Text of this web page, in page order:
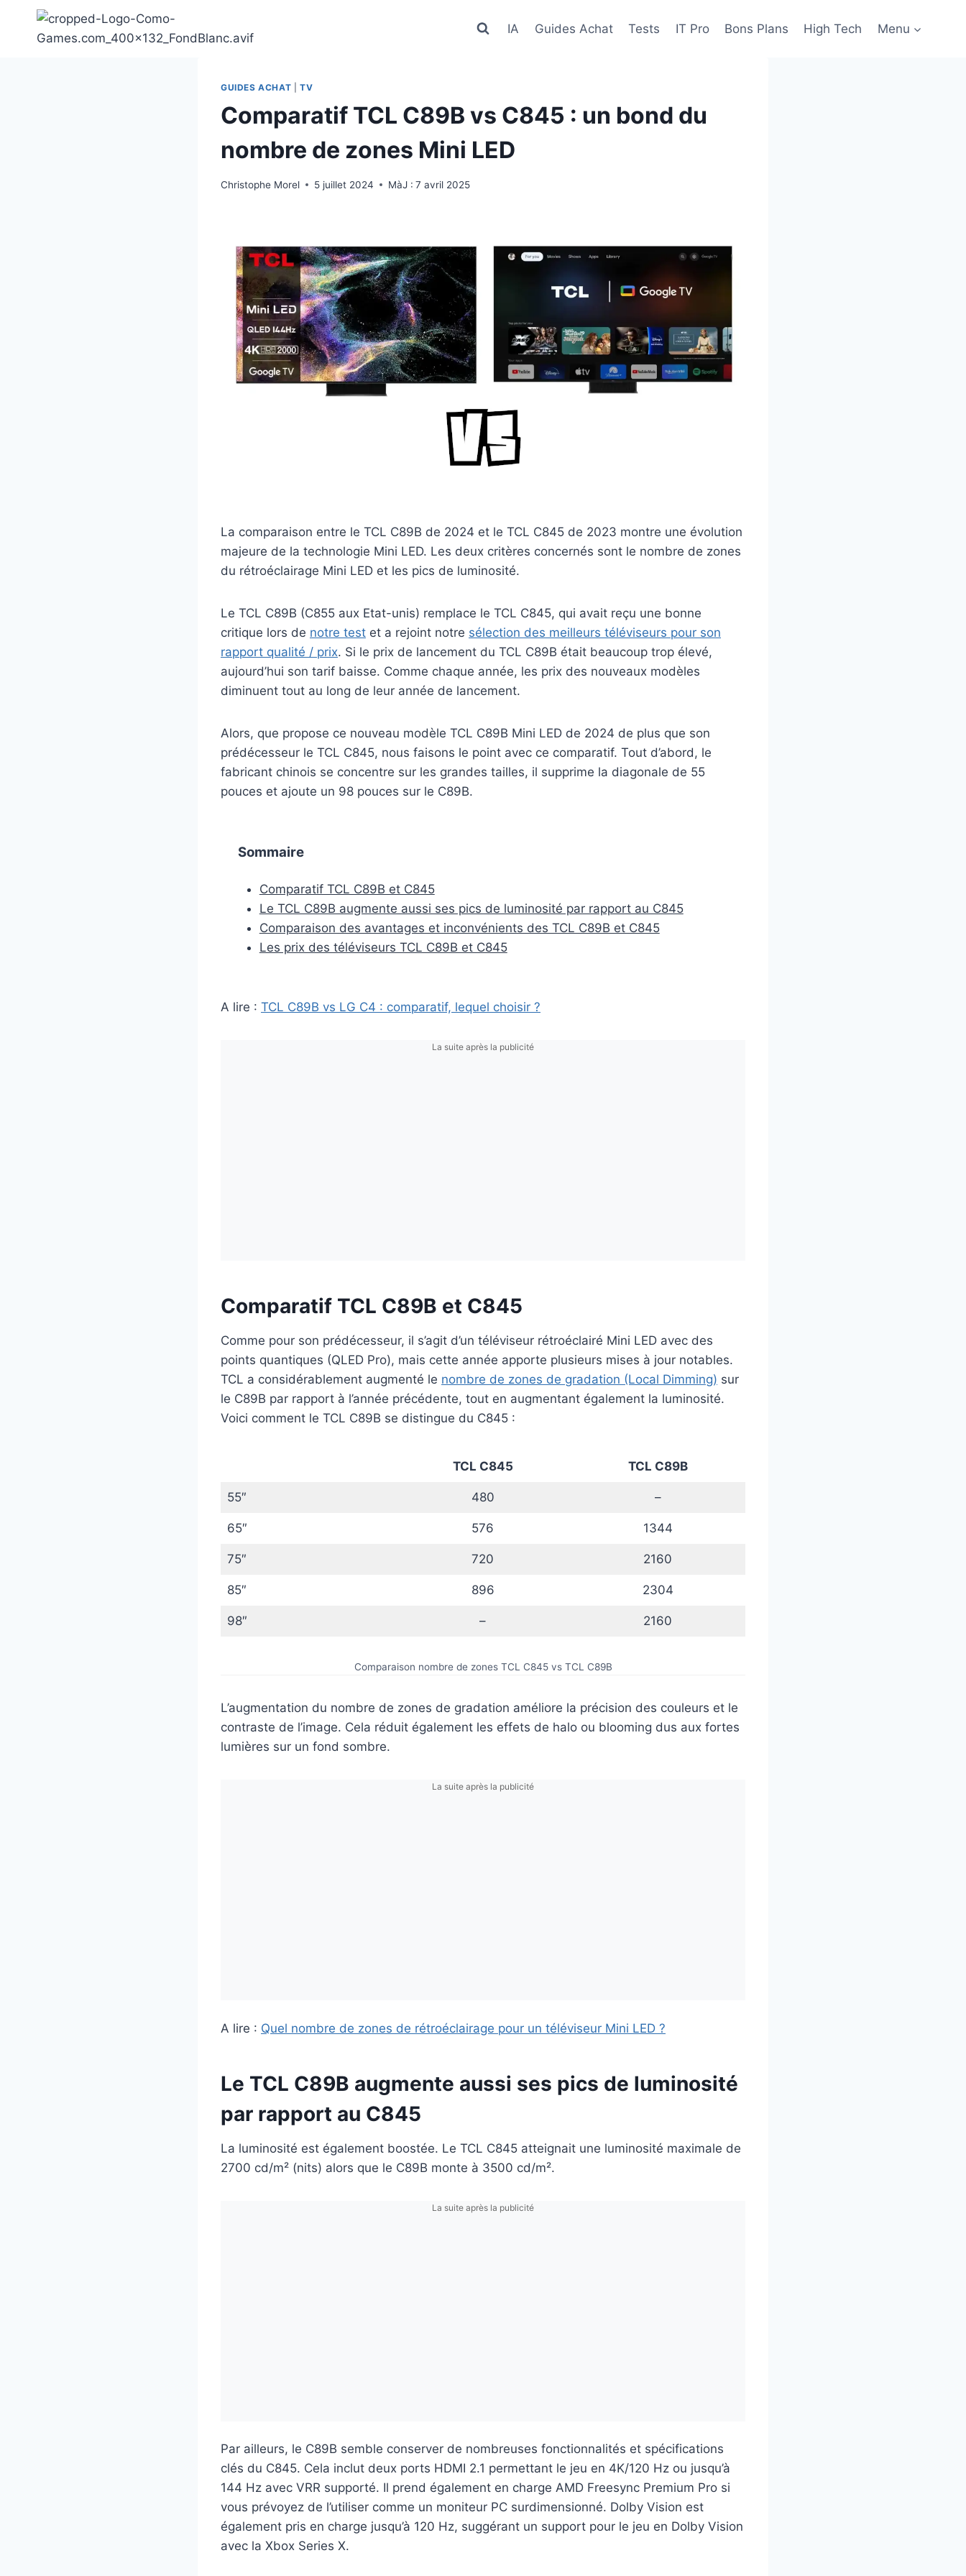
contenu
IA Guides Achat Tests IT Pro Bons Plans High Tech Menu
GUIDES ACHAT TV
Comparatif TCL C89B vs C845 : un bond du
nombre de zones Mini LED
Christophe Morel 5 juillet 2024 MàJ : 7 avril 2025
La comparaison entre le TCL C89B de 2024 et le TCL C845 de 2023 montre une évolution
majeure de la technologie Mini LED. Les deux critères concernés sont le nombre de zones
du rétroéclairage Mini LED et les pics de luminosité.
Le TCL C89B (C855 aux Etat-unis) remplace le TCL C845, qui avait reçu une bonne
critique lors de notre test et a rejoint notre sélection des meilleurs téléviseurs pour son
rapport qualité / prix. Si le prix de lancement du TCL C89B était beaucoup trop élevé,
aujourd’hui son tarif baisse. Comme chaque année, les prix des nouveaux modèles
diminuent tout au long de leur année de lancement.
Alors, que propose ce nouveau modèle TCL C89B Mini LED de 2024 de plus que son
prédécesseur le TCL C845, nous faisons le point avec ce comparatif. Tout d’abord, le
fabricant chinois se concentre sur les grandes tailles, il supprime la diagonale de 55
pouces et ajoute un 98 pouces sur le C89B.
Sommaire
Comparatif TCL C89B et C845
Le TCL C89B augmente aussi ses pics de luminosité par rapport au C845
Comparaison des avantages et inconvénients des TCL C89B et C845
Les prix des téléviseurs TCL C89B et C845
A lire : TCL C89B vs LG C4 : comparatif, lequel choisir ?
La suite après la publicité
Comparatif TCL C89B et C845
Comme pour son prédécesseur, il s’agit d’un téléviseur rétroéclairé Mini LED avec des
points quantiques (QLED Pro), mais cette année apporte plusieurs mises à jour notables.
TCL a considérablement augmenté le nombre de zones de gradation (Local Dimming) sur
le C89B par rapport à l’année précédente, tout en augmentant également la luminosité.
Voici comment le TCL C89B se distingue du C845 :
TCL C845 TCL C89B
55″ 480 –
65″ 576 1344
75″ 720 2160
85″ 896 2304
98″ – 2160
Comparaison nombre de zones TCL C845 vs TCL C89B
L’augmentation du nombre de zones de gradation améliore la précision des couleurs et le
contraste de l’image. Cela réduit également les effets de halo ou blooming dus aux fortes
lumières sur un fond sombre.
La suite après la publicité
A lire : Quel nombre de zones de rétroéclairage pour un téléviseur Mini LED ?
Le TCL C89B augmente aussi ses pics de luminosité
par rapport au C845
La luminosité est également boostée. Le TCL C845 atteignait une luminosité maximale de
2700 cd/m² (nits) alors que le C89B monte à 3500 cd/m².
La suite après la publicité
Par ailleurs, le C89B semble conserver de nombreuses fonctionnalités et spécifications
clés du C845. Cela inclut deux ports HDMI 2.1 permettant le jeu en 4K/120 Hz ou jusqu’à
144 Hz avec VRR supporté. Il prend également en charge AMD Freesync Premium Pro si
vous prévoyez de l’utiliser comme un moniteur PC surdimensionné. Dolby Vision est
également pris en charge jusqu’à 120 Hz, suggérant un support pour le jeu en Dolby Vision
avec la Xbox Series X.